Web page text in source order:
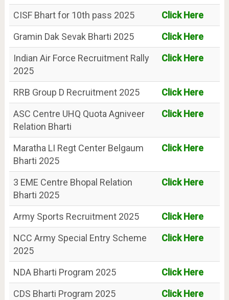
CISF Bhart for 10th pass 2025
Click Here
Gramin Dak Sevak Bharti 2025
Click Here
Indian Air Force Recruitment Rally
2025
Click Here
RRB Group D Recruitment 2025
Click Here
ASC Centre UHQ Quota Agniveer
Relation Bharti
Click Here
Maratha LI Regt Center Belgaum
Bharti 2025
Click Here
3 EME Centre Bhopal Relation
Bharti 2025
Click Here
Army Sports Recruitment 2025
Click Here
NCC Army Special Entry Scheme
2025
Click Here
NDA Bharti Program 2025
Click Here
CDS Bharti Program 2025
Click Here